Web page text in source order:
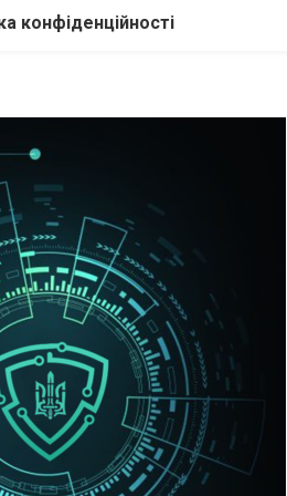
конфіденційності